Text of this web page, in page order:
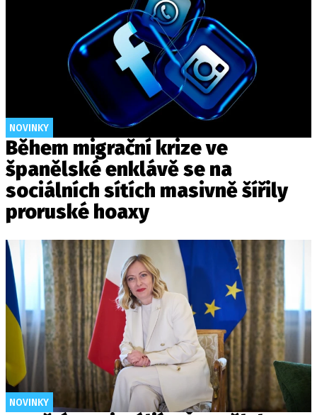
NOVINKY
Během migrační krize ve
španělské enklávě se na
sociálních sítích masivně šířily
proruské hoaxy
NOVINKY